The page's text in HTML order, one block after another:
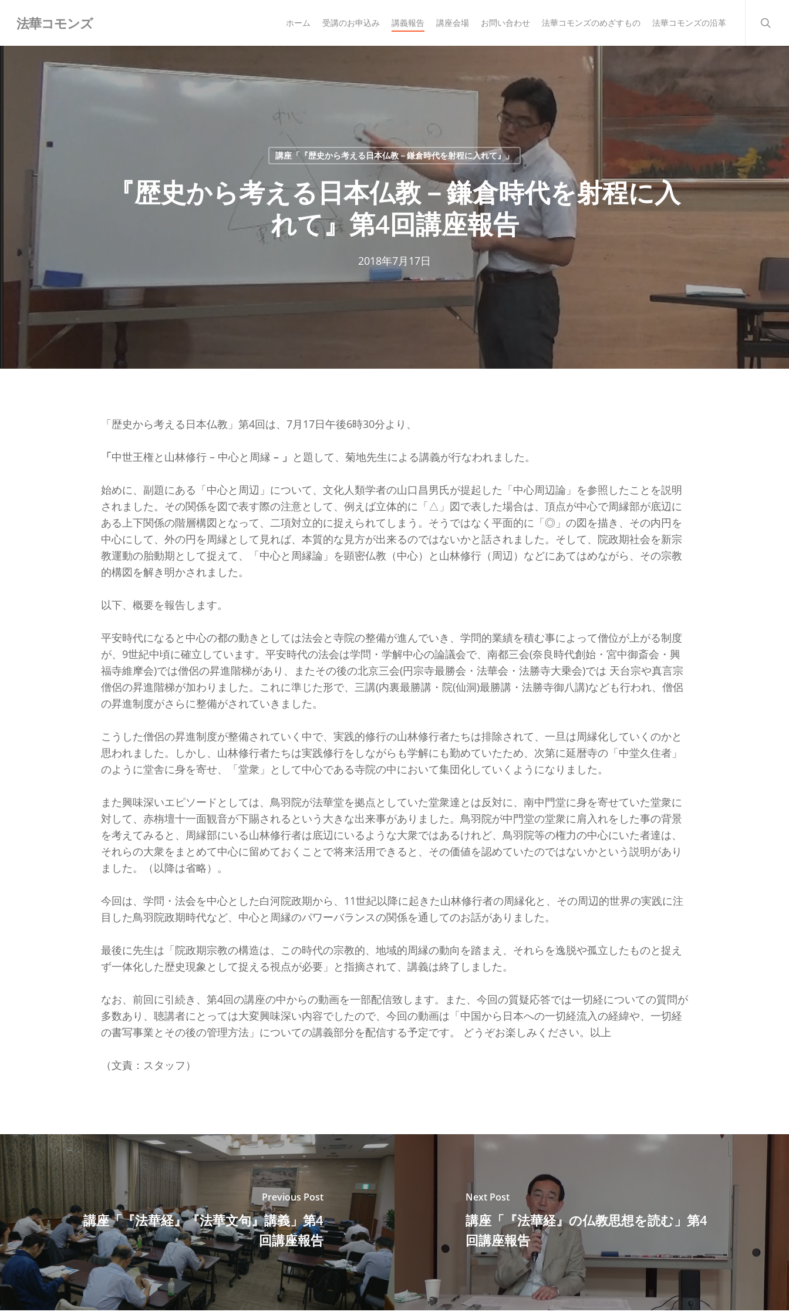
main
法華コモンズ ホーム 受講のお申込み 講義報告 講座会場 お問い合わせ 法華コモンズのめざすもの 法華コモンズの沿革
講座「『歴史から考える日本仏教－鎌倉時代を射程に入れて』」
『歴史から考える日本仏教－鎌倉時代を射程に入
れて』第4回講座報告
2018年7月17日
「歴史から考える日本仏教」第4回は、7月17日午後6時30分より、
「中世王権と山林修行 – 中心と周縁 – 」 と題して、菊地先生による講義が行なわれました。
始めに、副題にある「中心と周辺」について、文化人類学者の山口昌男氏が提起した「中心周辺論」を参照したことを説明
されました。その関係を図で表す際の注意として、例えば立体的に「△」図で表した場合は、頂点が中心で周縁部が底辺に
ある上下関係の階層構図となって、二項対立的に捉えられてしまう。そうではなく平面的に「◎」の図を描き、その内円を
中心にして、外の円を周縁として見れば、本質的な見方が出来るのではないかと話されました。そして、院政期社会を新宗
教運動の胎動期として捉えて、「中心と周縁論」を顕密仏教（中心）と山林修行（周辺）などにあてはめながら、その宗教
的構図を解き明かされました。
以下、概要を報告します。
平安時代になると中心の都の動きとしては法会と寺院の整備が進んでいき、学問的業績を積む事によって僧位が上がる制度
が、9世紀中頃に確立しています。平安時代の法会は学問・学解中心の論議会で、南都三会(奈良時代創始・宮中御斎会・興
福寺維摩会)では僧侶の昇進階梯があり、またその後の北京三会(円宗寺最勝会・法華会・法勝寺大乗会)では 天台宗や真言宗
僧侶の昇進階梯が加わりました。これに準じた形で、三講(内裏最勝講・院(仙洞)最勝講・法勝寺御八講)なども行われ、僧侶
の昇進制度がさらに整備がされていきました。
こうした僧侶の昇進制度が整備されていく中で、実践的修行の山林修行者たちは排除されて、一旦は周縁化していくのかと
思われました。しかし、山林修行者たちは実践修行をしながらも学解にも勤めていたため、次第に延暦寺の「中堂久住者」
のように堂舎に身を寄せ、「堂衆」として中心である寺院の中において集団化していくようになりました。
また興味深いエピソードとしては、鳥羽院が法華堂を拠点としていた堂衆達とは反対に、南中門堂に身を寄せていた堂衆に
対して、赤栴壇十一面観音が下賜されるという大きな出来事がありました。鳥羽院が中門堂の堂衆に肩入れをした事の背景
を考えてみると、周縁部にいる山林修行者は底辺にいるような大衆ではあるけれど、鳥羽院等の権力の中心にいた者達は、
それらの大衆をまとめて中心に留めておくことで将来活用できると、その価値を認めていたのではないかという説明があり
ました。（以降は省略）。
今回は、学問・法会を中心とした白河院政期から、11世紀以降に起きた山林修行者の周縁化と、その周辺的世界の実践に注
目した鳥羽院政期時代など、中心と周縁のパワーバランスの関係を通してのお話がありました。
最後に先生は「院政期宗教の構造は、この時代の宗教的、地域的周縁の動向を踏まえ、それらを逸脱や孤立したものと捉え
ず一体化した歴史現象として捉える視点が必要」と指摘されて、講義は終了しました。
なお、前回に引続き、第4回の講座の中からの動画を一部配信致します。また、今回の質疑応答では一切経についての質問が
多数あり、聴講者にとっては大変興味深い内容でしたので、今回の動画は「中国から日本への一切経流入の経緯や、一切経
の書写事業とその後の管理方法」についての講義部分を配信する予定です。 どうぞお楽しみください。以上
（文責：スタッフ）
Previous Post
講座「『法華経』『法華文句』講義」第4
回講座報告
Next Post
講座「『法華経』の仏教思想を読む」第4
回講座報告